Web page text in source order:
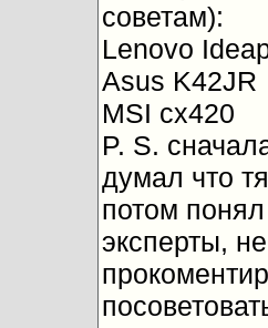
советам):
Lenovo
Asus K42JR
MSI cx420
P. S.
думал что
потом
эксперты,